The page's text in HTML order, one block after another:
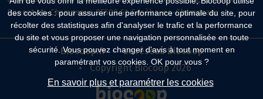
des cookies : pour assurer une performance optimale du site, pour
récolter des statistiques afin d'analyser le trafic et la performance
du site et vous proposer une navigation personnalisée en toute
sécurité. Vous pouvez changer d'avis à tout moment en
paramétrant vos cookies. OK pour vous ?
En savoir plus et paramétrer les cookies
Bonnet-en-Champsaur, 05500 St-Eusèbe-en-Champsaur
Biocoop.fr
Le réseau Biocoop
Copyright Biocoop 2026